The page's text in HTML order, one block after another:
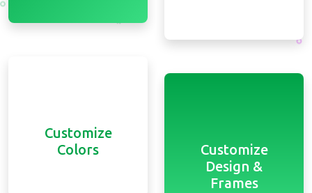
Customize
Colors
Customize
Design &
Frames